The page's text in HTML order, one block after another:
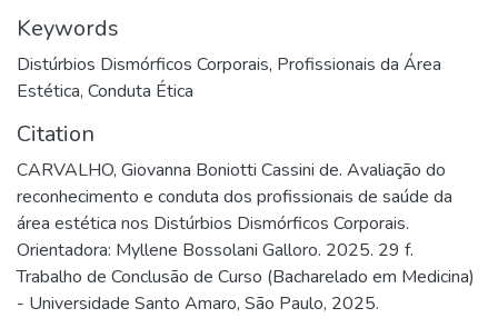
Keywords
Distúrbios Dismórficos Corporais, Profissionais da Área
Estética, Conduta Ética
Citation
CARVALHO, Giovanna Boniotti Cassini de. Avaliação do
reconhecimento e conduta dos profissionais de saúde da
área estética nos Distúrbios Dismórficos Corporais.
Orientadora: Myllene Bossolani Galloro. 2025. 29 f.
Trabalho de Conclusão de Curso (Bacharelado em Medicina)
- Universidade Santo Amaro, São Paulo, 2025.